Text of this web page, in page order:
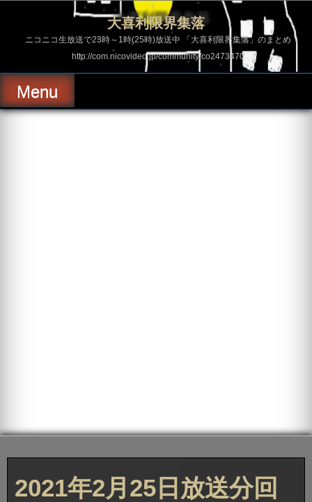
ス
ッ
プ
大喜利限界集落
ニコニコ生放送で23時～1時(25時)放送中 「大喜利限界集落」のまとめ
http://com.nicovideo.jp/community/co2473470
Menu
2021年2月25日放送分回